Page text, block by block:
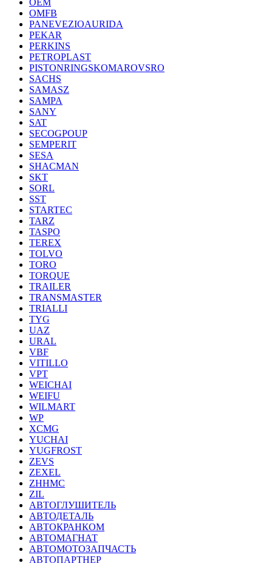
OMFB
PANEVEZIOAURIDA
PEKAR
PERKINS
PETROPLAST
PISTONRINGSKOMAROVSRO
SACHS
SAMASZ
SAMPA
SANY
SAT
SECOGPOUP
SEMPERIT
SESA
SHACMAN
SKT
SORL
SST
STARTEC
TARZ
TASPO
TEREX
TOLVO
TORO
TORQUE
TRAILER
TRANSMASTER
TRIALLI
TYG
UAZ
URAL
VBF
VITILLO
VPT
WEICHAI
WEIFU
WILMART
WP
XCMG
YUCHAI
YUGFROST
ZEVS
ZEXEL
ZHHMC
ZIL
АВТОГЛУШИТЕЛЬ
АВТОДЕТАЛЬ
АВТОКРАНКОМ
АВТОМАГНАТ
АВТОМОТОЗАПЧАСТЬ
АВТОПАРТНЕР